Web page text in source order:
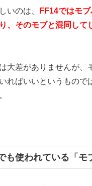
いのは、
FF14ではモ
、そのモブと混同して
大差がありませんが、
ればいいというもので
も使われている「モ